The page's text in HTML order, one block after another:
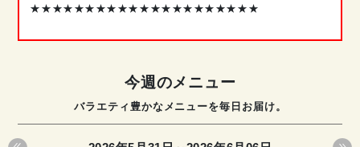
★★★★★★★★★★★★★★★★★★★★★
今週のメニュー
バラエティ豊かなメニューを毎日お届け。